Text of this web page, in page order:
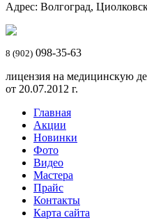
Адрес: Волгоград,
8 (902) 098-35-63
лицензия на медицинскую
от 20.07.2012 г.
Главная
Акции
Новинки
Фото
Видео
Мастера
Прайс
Контакты
Карта сайта